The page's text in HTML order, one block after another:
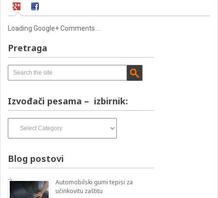
Loading Google+ Comments ...
Pretraga
Izvođači pesama – izbirnik:
pesama
Blog postovi
Automobilski gumi tepisi za
učinkovitu zaštitu